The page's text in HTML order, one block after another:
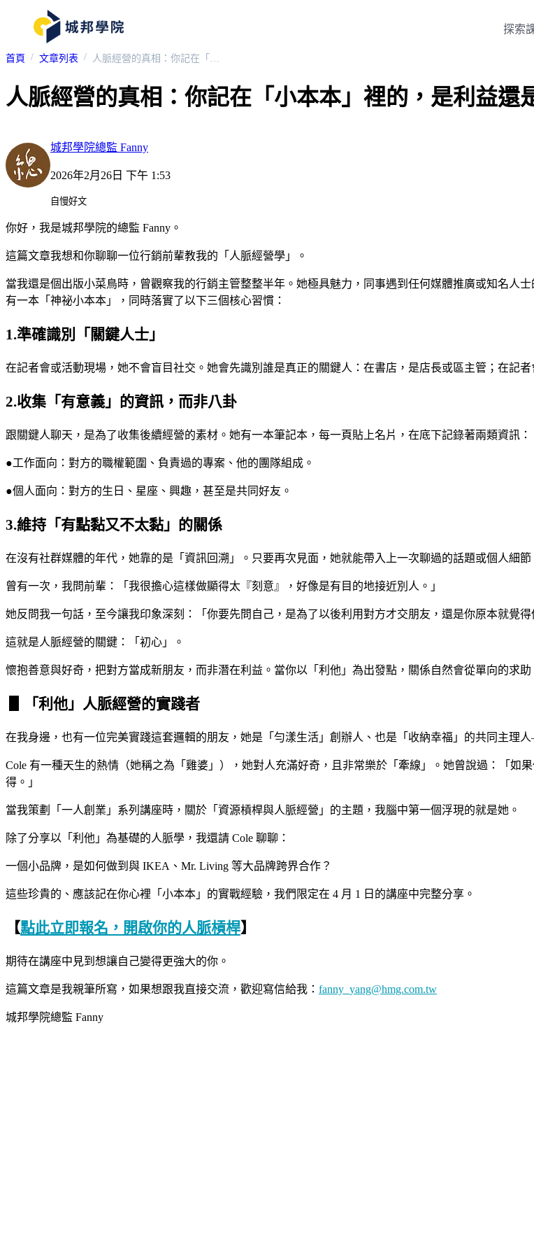
探索
首頁 文章列表 人脈經營的真相：你記在「小本本」裡的，是利益還是真誠？
人脈經營的真相：你記在「小本本」裡的，是利益還
城邦學院總監 Fanny
2026年2月26日 下午 1:53
自慢好文
你好，我是城邦學院的總監 Fanny。
這篇文章我想和你聊聊一位行銷前輩教我的「人脈經營學」。
當我還是個出版小菜鳥時，曾觀察我的行銷主管整整半年。她極具魅力，同事遇到任何媒體推廣或知名人
有一本「神祕小本本」，同時落實了以下三個核心習慣：
1.準確識別「關鍵人士」
在記者會或活動現場，她不會盲目社交。她會先識別誰是真正的關鍵人：在書店，是店長或區主管；在記
2.收集「有意義」的資訊，而非八卦
跟關鍵人聊天，是為了收集後續經營的素材。她有一本筆記本，每一頁貼上名片，在底下記錄著兩類資訊：
●工作面向：對方的職權範圍、負責過的專案、他的團隊組成。
●個人面向：對方的生日、星座、興趣，甚至是共同好友。
3.維持「有點黏又不太黏」的關係
在沒有社群媒體的年代，她靠的是「資訊回溯」。只要再次見面，她就能帶入上一次聊過的話題或個人細
曾有一次，我問前輩：「我很擔心這樣做顯得太『刻意』，好像是有目的地接近別人。」
她反問我一句話，至今讓我印象深刻：「你要先問自己，是為了以後利用對方才交朋友，還是你原本就覺得
這就是人脈經營的關鍵：「初心」。
懷抱善意與好奇，把對方當成新朋友，而非潛在利益。當你以「利他」為出發點，關係自然會從單向的求助
▋「利他」人脈經營的實踐者
在我身邊，也有一位完美實踐這套邏輯的朋友，她是「勻漾生活」創辦人、也是「收納幸福」的共同主理
Cole 有一種天生的熱情（她稱之為「雞婆」），她對人充滿好奇，且非常樂於「牽線」。她曾說過：「
得。」
當我策劃「一人創業」系列講座時，關於「資源槓桿與人脈經營」的主題，我腦中第一個浮現的就是她。
除了分享以「利他」為基礎的人脈學，我還請 Cole 聊聊：
一個小品牌，是如何做到與 IKEA、Mr. Living 等大品牌跨界合作？
這些珍貴的、應該記在你心裡「小本本」的實戰經驗，我們限定在 4 月 1 日的講座中完整分享。
【點此立即報名，開啟你的人脈槓桿】
期待在講座中見到想讓自己變得更強大的你。
這篇文章是我親筆所寫，如果想跟我直接交流，歡迎寫信給我： fanny_yang@hmg.com.tw
城邦學院總監 Fanny